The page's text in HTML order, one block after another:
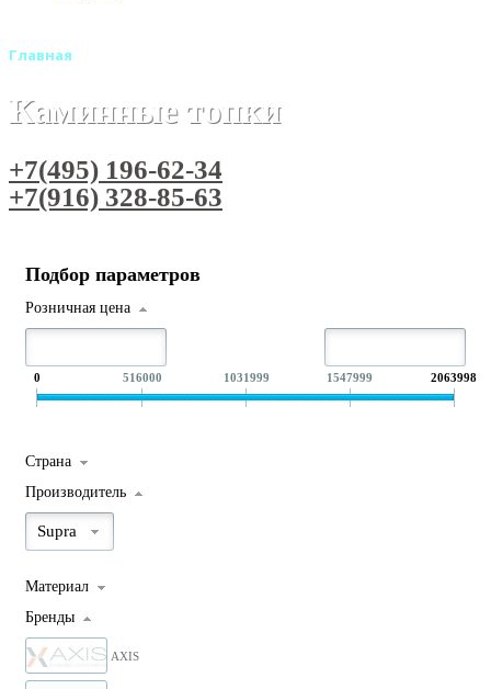
Главная
Каминные топки
+7(495) 196-62-34
+7(916) 328-85-63
Подбор параметров
Розничная цена
0 516000 1031999 1547999 2063998
Страна
Производитель
Supra
Материал
Бренды
AXIS